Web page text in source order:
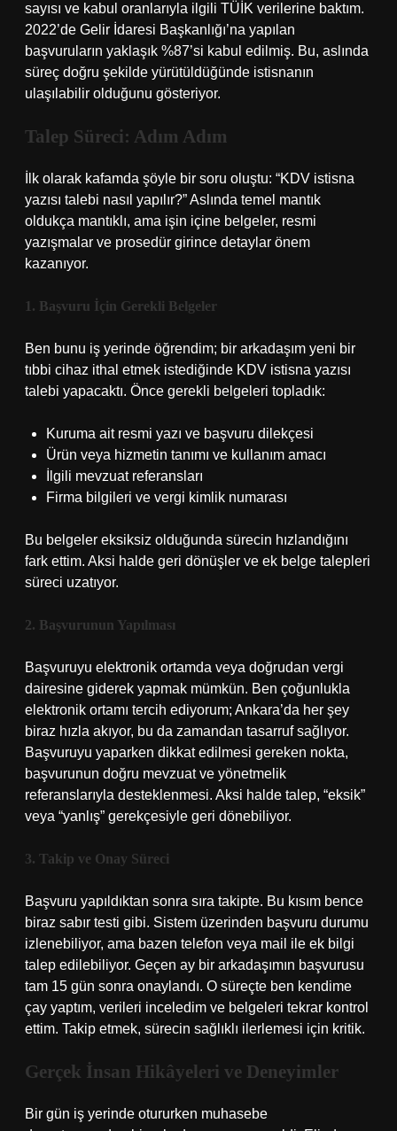
sayısı ve kabul oranlarıyla ilgili TÜİK verilerine baktım.
2022’de Gelir İdaresi Başkanlığı’na yapılan
başvuruların yaklaşık %87’si kabul edilmiş. Bu, aslında
süreç doğru şekilde yürütüldüğünde istisnanın
ulaşılabilir olduğunu gösteriyor.
Talep Süreci: Adım Adım
İlk olarak kafamda şöyle bir soru oluştu: “KDV istisna
yazısı talebi nasıl yapılır?” Aslında temel mantık
oldukça mantıklı, ama işin içine belgeler, resmi
yazışmalar ve prosedür girince detaylar önem
kazanıyor.
1. Başvuru İçin Gerekli Belgeler
Ben bunu iş yerinde öğrendim; bir arkadaşım yeni bir
tıbbi cihaz ithal etmek istediğinde KDV istisna yazısı
talebi yapacaktı. Önce gerekli belgeleri topladık:
Kuruma ait resmi yazı ve başvuru dilekçesi
Ürün veya hizmetin tanımı ve kullanım amacı
İlgili mevzuat referansları
Firma bilgileri ve vergi kimlik numarası
Bu belgeler eksiksiz olduğunda sürecin hızlandığını
fark ettim. Aksi halde geri dönüşler ve ek belge talepleri
süreci uzatıyor.
2. Başvurunun Yapılması
Başvuruyu elektronik ortamda veya doğrudan vergi
dairesine giderek yapmak mümkün. Ben çoğunlukla
elektronik ortamı tercih ediyorum; Ankara’da her şey
biraz hızla akıyor, bu da zamandan tasarruf sağlıyor.
Başvuruyu yaparken dikkat edilmesi gereken nokta,
başvurunun doğru mevzuat ve yönetmelik
referanslarıyla desteklenmesi. Aksi halde talep, “eksik”
veya “yanlış” gerekçesiyle geri dönebiliyor.
3. Takip ve Onay Süreci
Başvuru yapıldıktan sonra sıra takipte. Bu kısım bence
biraz sabır testi gibi. Sistem üzerinden başvuru durumu
izlenebiliyor, ama bazen telefon veya mail ile ek bilgi
talep edilebiliyor. Geçen ay bir arkadaşımın başvurusu
tam 15 gün sonra onaylandı. O süreçte ben kendime
çay yaptım, verileri inceledim ve belgeleri tekrar kontrol
ettim. Takip etmek, sürecin sağlıklı ilerlemesi için kritik.
Gerçek İnsan Hikâyeleri ve Deneyimler
Bir gün iş yerinde otururken muhasebe